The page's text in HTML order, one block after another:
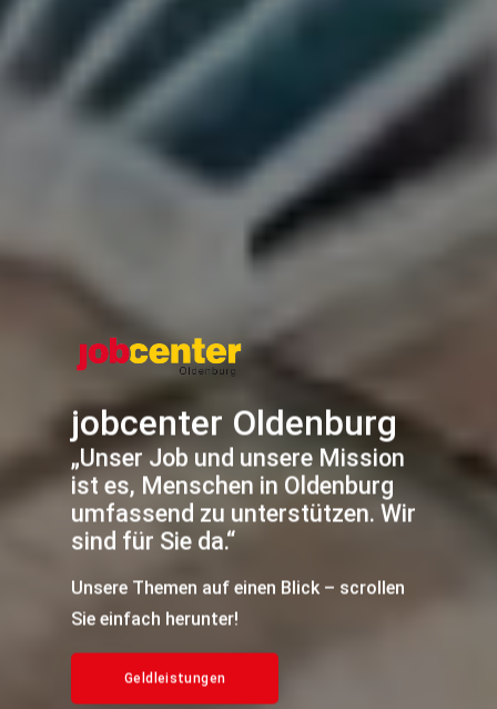
jobcenter Oldenburg
„Unser Job und unsere Mission
ist es, Menschen in Oldenburg
umfassend zu unterstützen. Wir
sind für Sie da.“
Unsere Themen auf einen Blick – scrollen
Sie einfach herunter!
Geldleistungen